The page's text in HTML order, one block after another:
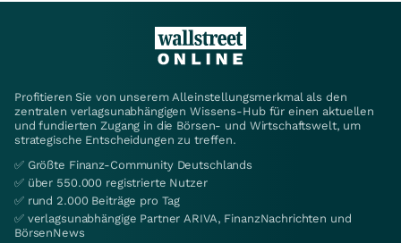
Profitieren Sie von unserem Alleinstellungsmerkmal als den
zentralen verlagsunabhängigen Wissens-Hub für einen aktuellen
und fundierten Zugang in die Börsen- und Wirtschaftswelt, um
strategische Entscheidungen zu treffen.
✅ Größte Finanz-Community Deutschlands
✅ über 550.000 registrierte Nutzer
✅ rund 2.000 Beiträge pro Tag
✅ verlagsunabhängige Partner ARIVA, FinanzNachrichten und
BörsenNews